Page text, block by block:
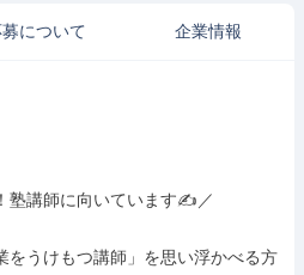
募について 企業情報
塾講師に向いています✍️／
をうけもつ講師」を思い浮かべる方